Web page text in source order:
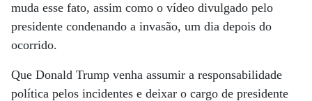
muda esse fato, assim como o vídeo divulgado pelo
presidente condenando a invasão, um dia depois do
ocorrido.
Que Donald Trump venha assumir a responsabilidade
política pelos incidentes e deixar o cargo de presidente